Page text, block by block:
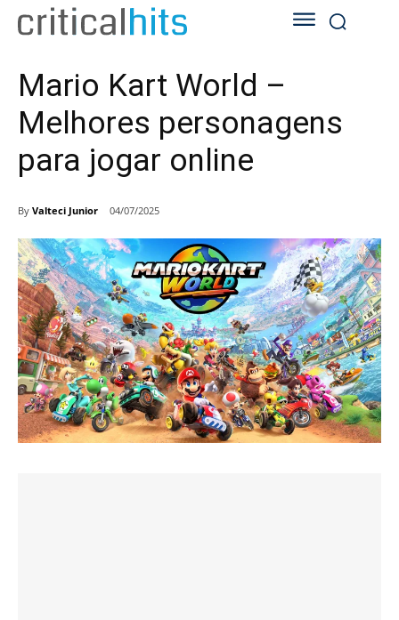
Mario Kart World –
Melhores personagens
para jogar online
By Valteci Junior 04/07/2025